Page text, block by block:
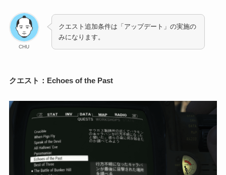
CHU
クエスト追加条件は「アップデート」の実施の
みになります。
クエスト： Echoes of the Past